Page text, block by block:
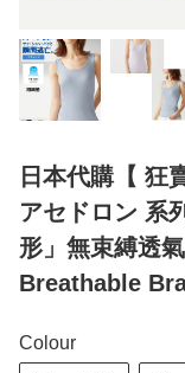
日本代購【 狂
アセドロン 系
形」無束縛透
Breathable
Colour